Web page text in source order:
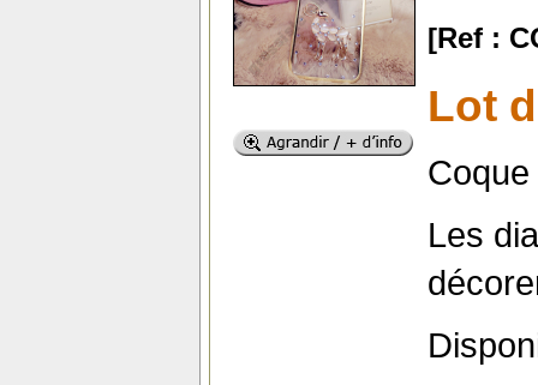
[Ref :
Lot
Les